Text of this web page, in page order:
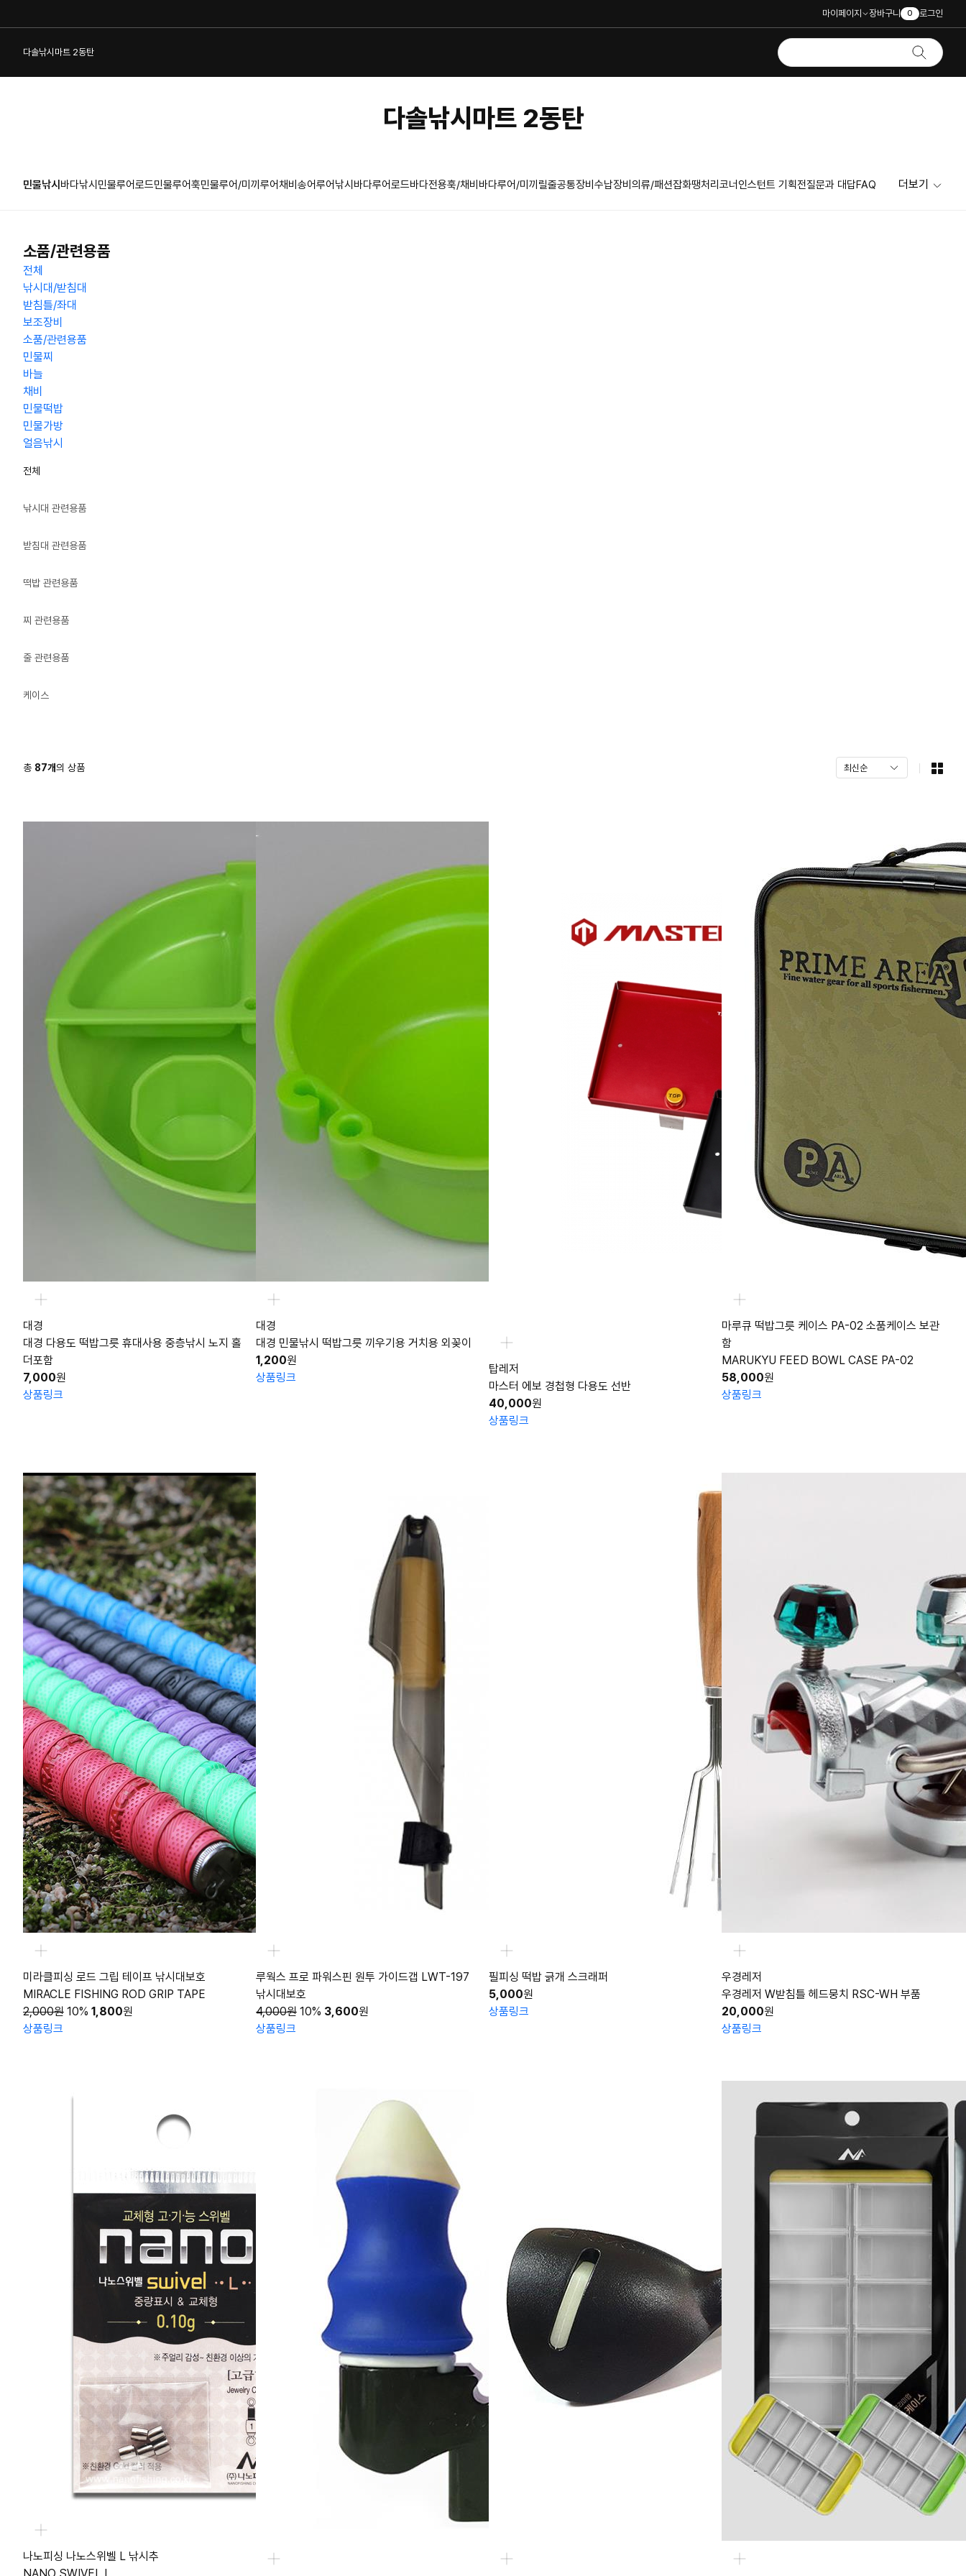
마이페이지 장바구니 0 로그인
다솔낚시마트 2동탄
다솔낚시마트 2동탄
민물낚시 바다낚시 민물루어로드민물루어훅민물루어/미끼 루어채비 송어루어낚시 바다루어로드바다전용훅/채비 바다루어/미끼 릴줄공통장비 수납장비 의류/패션잡화땡처리코너 인스턴트 기획전질문과 대답FAQ 더보기
소품/관련용품
전체
낚시대/받침대
받침틀/좌대
보조장비
소품/관련용품
민물찌
바늘
채비
민물떡밥
민물가방
얼음낚시
전체
낚시대 관련용품
받침대 관련용품
떡밥 관련용품
찌 관련용품
줄 관련용품
케이스
총 87개의 상품
대경
대경 다용도 떡밥그릇 휴대사용 중층낚시 노지 홀
더포함
7,000원
상품링크
대경
대경 민물낚시 떡밥그릇 끼우기용 거치용 외꽂이
1,200원
상품링크
탑레저
마스터 에보 경첩형 다용도 선반
40,000원
상품링크
마루큐 떡밥그릇 케이스 PA-02 소품케이스 보관
함
MARUKYU FEED BOWL CASE PA-02
58,000원
상품링크
미라클피싱 로드 그립 테이프 낚시대보호
MIRACLE FISHING ROD GRIP TAPE
2,000원 10% 1,800원
상품링크
루웍스 프로 파워스핀 원투 가이드갭 LWT-197
낚시대보호
4,000원 10% 3,600원
상품링크
필피싱 떡밥 긁개 스크래퍼
5,000원
상품링크
우경레저
우경레저 W받침틀 헤드뭉치 RSC-WH 부품
20,000원
상품링크
나노피싱 나노스위벨 L 낚시추